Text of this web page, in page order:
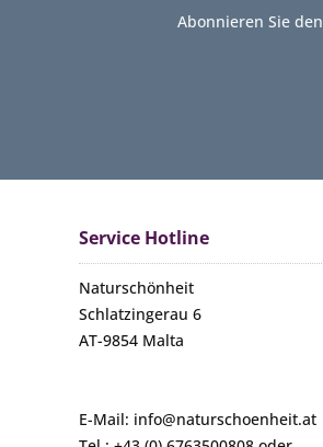
Abonnieren Sie
Service Hotline
Naturschönheit
Schlatzingerau 6
AT-9854 Malta
E-Mail: info@naturschoenheit.at